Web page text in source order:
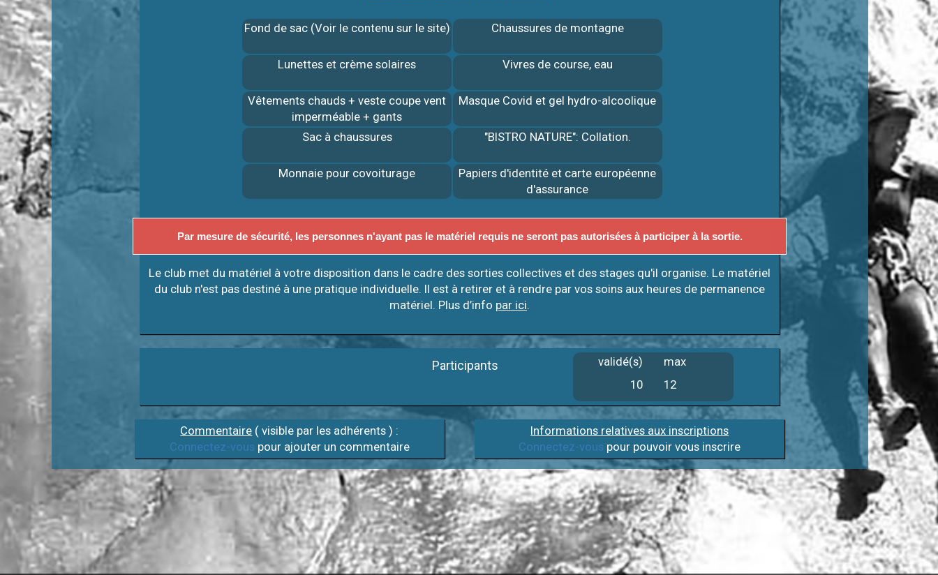
Fond de sac (Voir le contenu sur le site) Chaussures de montagne
Lunettes et crème solaires Vivres de course, eau
Vêtements chauds + veste coupe vent
imperméable + gants
Masque Covid et gel hydro-alcoolique
Sac à chaussures "BISTRO NATURE": Collation.
Monnaie pour covoiturage
Papiers d'identité et carte européenne
d'assurance
Par mesure de sécurité, les personnes n'ayant pas le matériel requis ne seront pas autorisées à participer à la sortie.
Le club met du matériel à votre disposition dans le cadre des sorties collectives et des stages qu'il organise. Le matériel
du club n'est pas destiné à une pratique individuelle. Il est à retirer et à rendre par vos soins aux heures de permanence
matériel. Plus d’info par ici.
Participants validé(s)
max
10
12
Commentaire ( visible par les adhérents ) :
Connectez-vous pour ajouter un commentaire
Informations relatives aux inscriptions
Connectez-vous pour pouvoir vous inscrire